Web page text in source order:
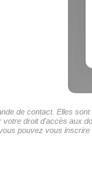
de contact. Elles
droit d'accès aux
pouvez vous inscrire